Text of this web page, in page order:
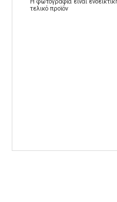
τελικό προϊόν